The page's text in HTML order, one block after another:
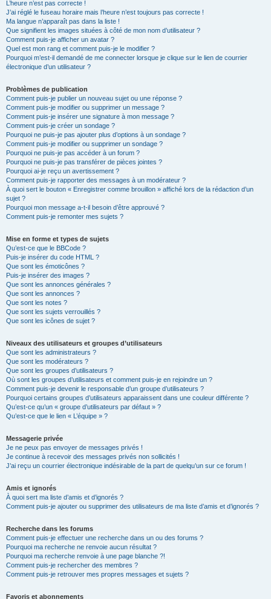
L’heure n’est pas correcte !
J’ai réglé le fuseau horaire mais l’heure n’est toujours pas correcte !
Ma langue n’apparaît pas dans la liste !
Que signifient les images situées à côté de mon nom d’utilisateur ?
Comment puis-je afficher un avatar ?
Quel est mon rang et comment puis-je le modifier ?
Pourquoi m’est-il demandé de me connecter lorsque je clique sur le lien de courrier
électronique d’un utilisateur ?
Problèmes de publication
Comment puis-je publier un nouveau sujet ou une réponse ?
Comment puis-je modifier ou supprimer un message ?
Comment puis-je insérer une signature à mon message ?
Comment puis-je créer un sondage ?
Pourquoi ne puis-je pas ajouter plus d’options à un sondage ?
Comment puis-je modifier ou supprimer un sondage ?
Pourquoi ne puis-je pas accéder à un forum ?
Pourquoi ne puis-je pas transférer de pièces jointes ?
Pourquoi ai-je reçu un avertissement ?
Comment puis-je rapporter des messages à un modérateur ?
À quoi sert le bouton « Enregistrer comme brouillon » affiché lors de la rédaction d’un
sujet ?
Pourquoi mon message a-t-il besoin d’être approuvé ?
Comment puis-je remonter mes sujets ?
Mise en forme et types de sujets
Qu’est-ce que le BBCode ?
Puis-je insérer du code HTML ?
Que sont les émoticônes ?
Puis-je insérer des images ?
Que sont les annonces générales ?
Que sont les annonces ?
Que sont les notes ?
Que sont les sujets verrouillés ?
Que sont les icônes de sujet ?
Niveaux des utilisateurs et groupes d’utilisateurs
Que sont les administrateurs ?
Que sont les modérateurs ?
Que sont les groupes d’utilisateurs ?
Où sont les groupes d’utilisateurs et comment puis-je en rejoindre un ?
Comment puis-je devenir le responsable d’un groupe d’utilisateurs ?
Pourquoi certains groupes d’utilisateurs apparaissent dans une couleur différente ?
Qu’est-ce qu’un « groupe d’utilisateurs par défaut » ?
Qu’est-ce que le lien « L’équipe » ?
Messagerie privée
Je ne peux pas envoyer de messages privés !
Je continue à recevoir des messages privés non sollicités !
J’ai reçu un courrier électronique indésirable de la part de quelqu’un sur ce forum !
Amis et ignorés
À quoi sert ma liste d’amis et d’ignorés ?
Comment puis-je ajouter ou supprimer des utilisateurs de ma liste d’amis et d’ignorés ?
Recherche dans les forums
Comment puis-je effectuer une recherche dans un ou des forums ?
Pourquoi ma recherche ne renvoie aucun résultat ?
Pourquoi ma recherche renvoie à une page blanche ?!
Comment puis-je rechercher des membres ?
Comment puis-je retrouver mes propres messages et sujets ?
Favoris et abonnements